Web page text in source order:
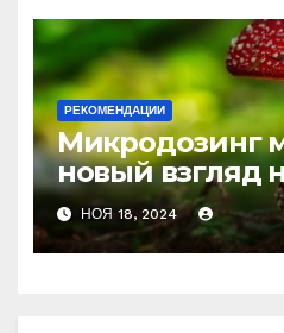
РЕКОМЕНДАЦИИ
Микродозинг
новый взгляд
психоделику
НОЯ 18, 2024